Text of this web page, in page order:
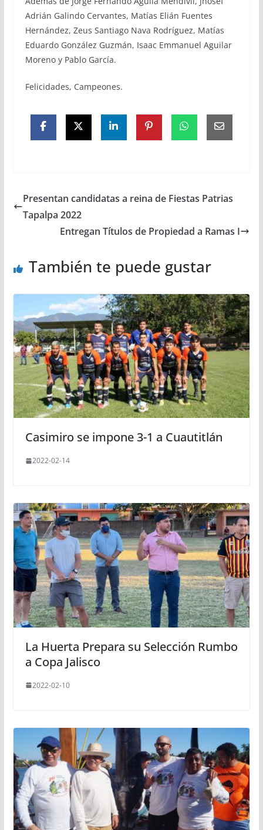
Adrián Galindo Cervantes, Matías Elián Fuentes
Hernández, Zeus Santiago Nava Rodríguez, Matías
Eduardo González Guzmán, Isaac Emmanuel Aguilar
Moreno y Pablo García.
Felicidades, Campeones.
Presentan candidatas a reina de Fiestas Patrias
Tapalpa 2022
Entregan Títulos de Propiedad a Ramas I
También te puede gustar
Casimiro se impone 3-1 a Cuautitlán
2022-02-14
La Huerta Prepara su Selección Rumbo
a Copa Jalisco
2022-02-10